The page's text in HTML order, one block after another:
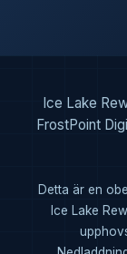
Ice Lake
FrostPoint
Detta är en
Ice Lake